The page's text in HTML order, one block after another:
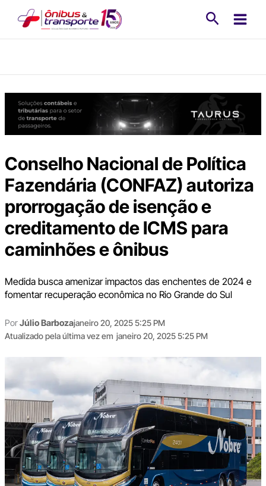
Conselho Nacional de Política
Fazendária (CONFAZ) autoriza
prorrogação de isenção e
creditamento de ICMS para
caminhões e ônibus
Medida busca amenizar impactos das enchentes de 2024 e
fomentar recuperação econômica no Rio Grande do Sul
PorJúlio Barbozajaneiro 20, 2025 5:25 PM
Atualizado pela última vez em janeiro 20, 2025 5:25 PM